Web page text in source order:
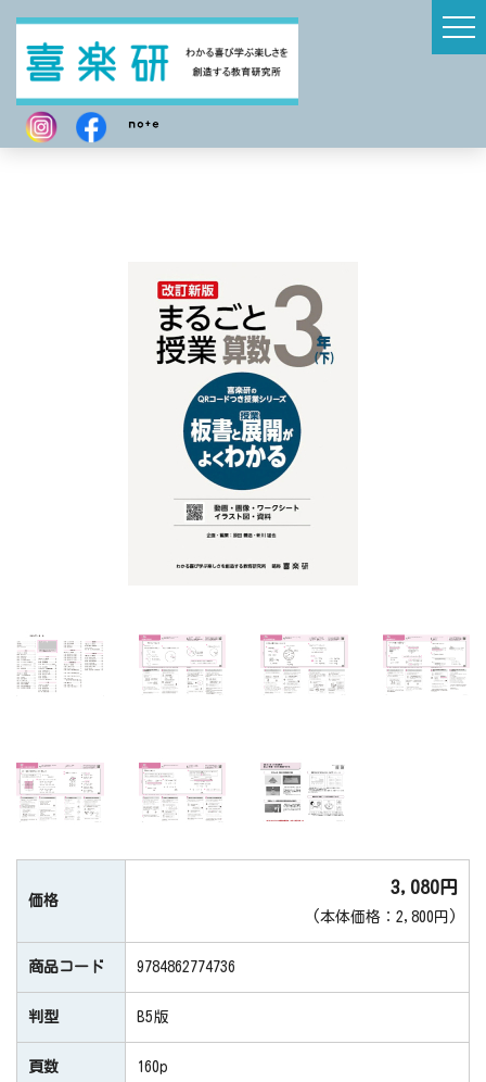
価格
3,080円
(本体価格：2,800円)
商品コード 9784862774736
判型 B5版
頁数 160p